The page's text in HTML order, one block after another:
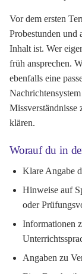
Vor dem ersten
Probestunden
Inhalt ist. Wer
früh ansprechen.
ebenfalls eine
Missverständnisse
klären.
Worauf du in
Klare Angabe
Hinweise auf
oder
Informationen
Angaben zu